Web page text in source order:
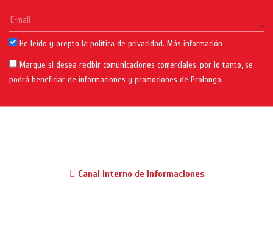
He leído y acepto la política de privacidad. Más información
Marque si desea recibir comunicaciones comerciales, por lo tanto, se
podrá beneficiar de informaciones y promociones de Prolongo.
Canal interno de informaciones